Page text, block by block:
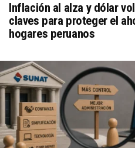
Inflación al alza y dólar
claves para proteger el
hogares peruanos